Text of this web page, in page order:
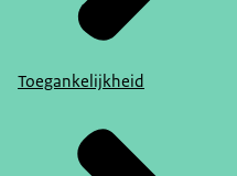
Toegankelijkheid